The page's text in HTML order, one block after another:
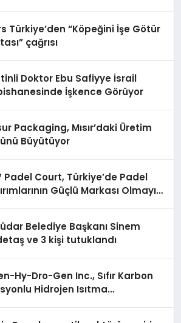
Türkiye’den “Köpeğini İşe Götür
çağrısı
Doktor Ebu Safiyye İsrail
İşkence Görüyor
Packaging, Mısır’daki Üretim
Büyütüyor
Padel Court, Türkiye’de Padel
Güçlü Markası Olmayı
Belediye Başkanı Sinem
ve 3 kişi tutuklandı
Hy-Dro-Gen Inc., Sıfır Karbon
Hidrojen Isıtma